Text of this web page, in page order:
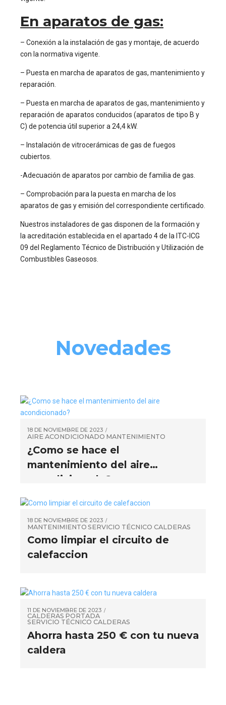
En aparatos de gas:
– Conexión a la instalación de gas y montaje, de acuerdo
con la normativa vigente.
– Puesta en marcha de aparatos de gas, mantenimiento y
reparación.
– Puesta en marcha de aparatos de gas, mantenimiento y
reparación de aparatos conducidos (aparatos de tipo B y
C) de potencia útil superior a 24,4 kW.
– Instalación de vitrocerámicas de gas de fuegos
cubiertos.
-Adecuación de aparatos por cambio de familia de gas.
– Comprobación para la puesta en marcha de los
aparatos de gas y emisión del correspondiente certificado.
Nuestros instaladores de gas disponen de la formación y
la acreditación establecida en el apartado 4 de la ITC-ICG
09 del Reglamento Técnico de Distribución y Utilización de
Combustibles Gaseosos.
Novedades
18 DE NOVIEMBRE DE 2023
AIRE ACONDICIONADO MANTENIMIENTO
¿Como se hace el
mantenimiento del aire
acondicionado?
18 DE NOVIEMBRE DE 2023
MANTENIMIENTO SERVICIO TÉCNICO CALDERAS
Como limpiar el circuito de
calefaccion
11 DE NOVIEMBRE DE 2023
CALDERAS PORTADA
SERVICIO TÉCNICO CALDERAS
Ahorra hasta 250 € con tu nueva
caldera